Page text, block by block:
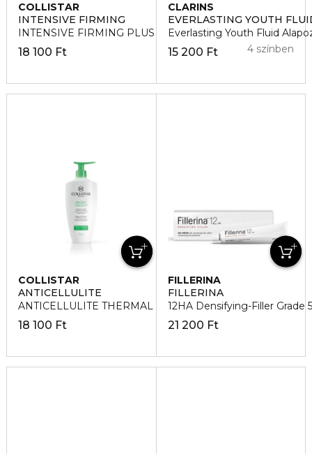
COLLISTAR
INTENSIVE FIRMING
INTENSIVE FIRMING PLUS Feszesítő krém
18 100 Ft
CLARINS
EVERLASTING YOUTH
Everlasting Youth Fluid
15 200 Ft 4 színben
COLLISTAR
ANTICELLULITE
ANTICELLULITE THERMAL Feszesítő krém
18 100 Ft
FILLERINA
FILLERINA
12HA Densifying-Filler Grade
21 200 Ft